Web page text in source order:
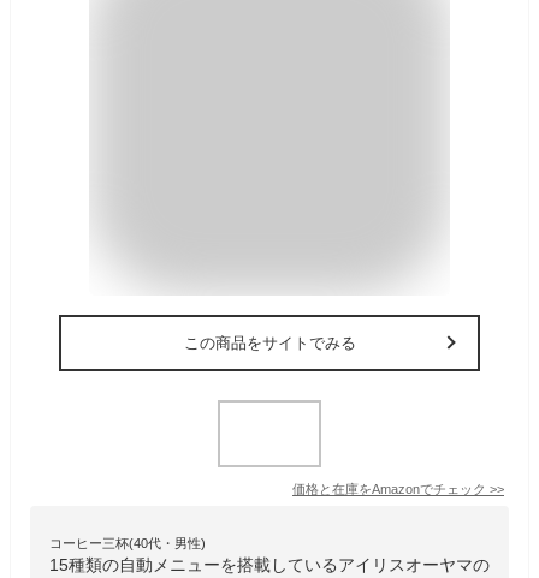
この商品をサイトでみる
価格と在庫をAmazonでチェック >>
コーヒー三杯(40代・男性)
15種類の自動メニューを搭載しているアイリスオーヤマの